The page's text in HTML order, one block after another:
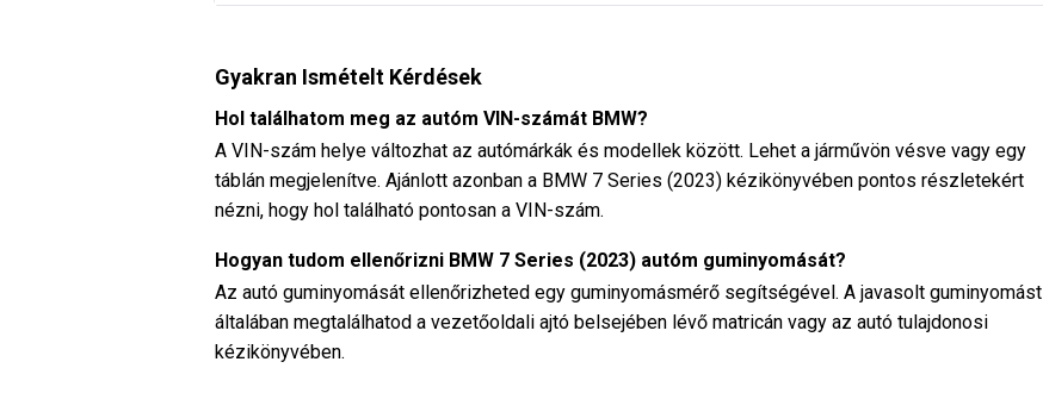
Gyakran Ismételt Kérdések
Hol találhatom meg az autóm VIN-számát BMW?
A VIN-szám helye változhat az autómárkák és modellek között. Lehet a járművön vésve vagy egy
táblán megjelenítve. Ajánlott azonban a BMW 7 Series (2023) kézikönyvében pontos részletekért
nézni, hogy hol található pontosan a VIN-szám.
Hogyan tudom ellenőrizni BMW 7 Series (2023) autóm guminyomását?
Az autó guminyomását ellenőrizheted egy guminyomásmérő segítségével. A javasolt guminyomást
általában megtalálhatod a vezetőoldali ajtó belsejében lévő matricán vagy az autó tulajdonosi
kézikönyvében.